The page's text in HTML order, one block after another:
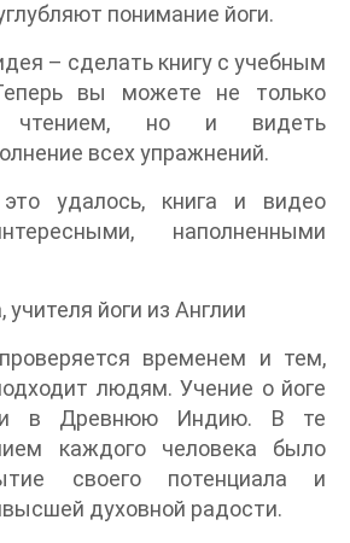
понимание йоги.
– сделать книгу с учебным
вы можете не только
чтением, но и видеть
всех упражнений.
удалось, книга и видео
наполненными
йоги из Англии
временем и тем,
людям. Учение о йоге
в Древнюю Индию. В те
каждого человека было
своего потенциала и
духовной радости.